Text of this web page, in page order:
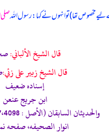
لیے مخصوص تھا) تو انہوں نے کہا: رسول اللہصلی
قال الشيخ الألباني:
قال الشيخ زبير على زئي:
إسناده ضعيف
ابن جريج عنعن
والحديثان السابقان (الأصل : 4097،4098) يغنيان عنه
انوار الصحيفه، صفحه نمبر